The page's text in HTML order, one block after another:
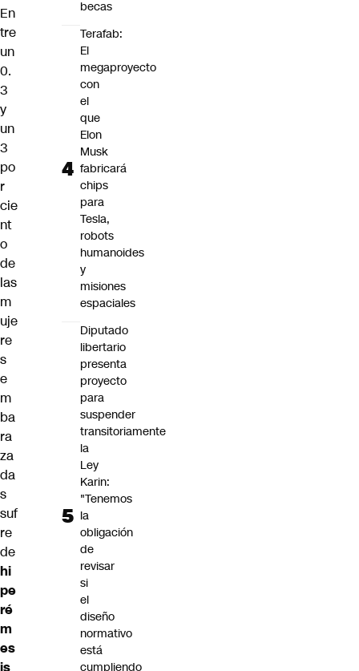
En
tre
un
0.
3
y
un
3
po
r
cie
nt
o
de
las
m
uje
re
s
e
m
ba
ra
za
da
s
suf
re
de
hi
pe
ré
m
es
is
becas
Terafab:
El
megaproyecto
con
el
que
Elon
Musk
fabricará
chips
para
Tesla,
robots
humanoides
y
misiones
espaciales
Diputado
libertario
presenta
proyecto
para
suspender
transitoriamente
la
Ley
Karin:
"Tenemos
la
obligación
de
revisar
si
el
diseño
normativo
está
cumpliendo